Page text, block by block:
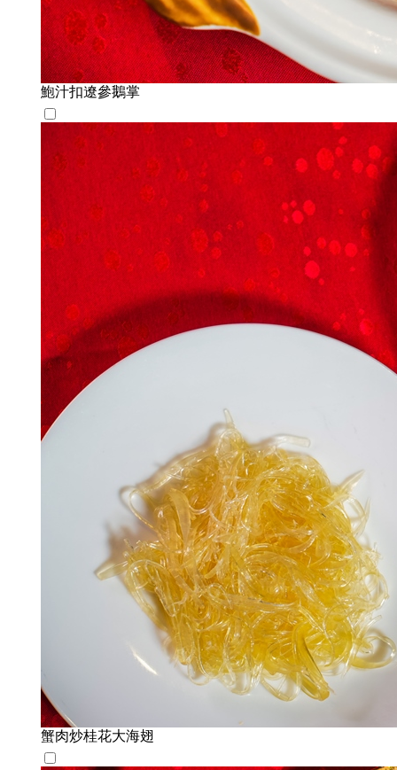
鮑汁扣遼參鵝掌
蟹肉炒桂花大海翅